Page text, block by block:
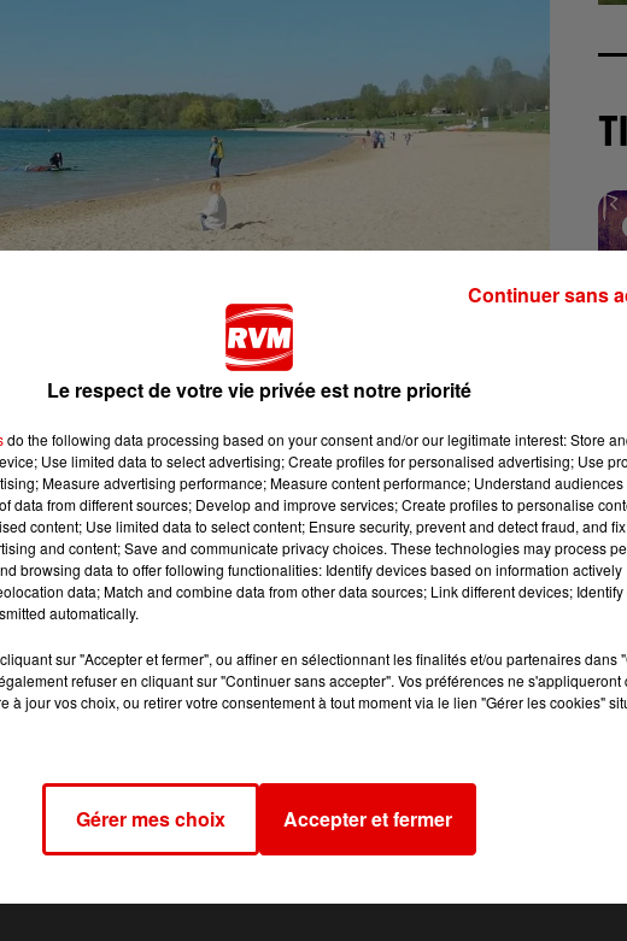
et à ses histoires droles.
a décidé de profiter de la plage Géraudot (Aube) dans
vouloir quitter l'eau du lac sauf qu'elle a dû attendre
d'une plage naturiste.
Le respect de votre vie privée est notre priorité
do the following data processing based on your consent and/or our legitimate interest: Store
Use limited data to select advertising; Create profiles for personalised advertising; Use
Measure advertising performance; Measure content performance; Understand audiences
data from different sources; Develop and improve services; Create profiles to personalise
content; Use limited data to select content; Ensure security, prevent and detect fraud, and
and content; Save and communicate privacy choices. These technologies may process
browsing data to offer following functionalities: Identify devices based on information actively
data; Match and combine data from other data sources; Link different devices;
automatically.
sur "Accepter et fermer", ou affiner en sélectionnant les finalités et/ou partenaires dans
refuser en cliquant sur "Continuer sans accepter". Vos préférences ne s'appliqueront
à jour vos choix, ou retirer votre consentement à tout moment via le lien "Gérer les cookies"
Gérer mes choix Accepter et fermer
Continuer sans